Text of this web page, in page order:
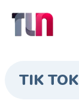
TIK TOK